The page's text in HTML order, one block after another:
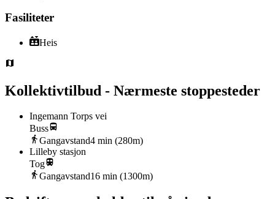
Fasiliteter
Heis
Kollektivtilbud - Nærmeste stoppesteder
Ingemann Torps vei
Buss
Gangavstand4 min (280m)
Lilleby stasjon
Tog
Gangavstand16 min (1300m)